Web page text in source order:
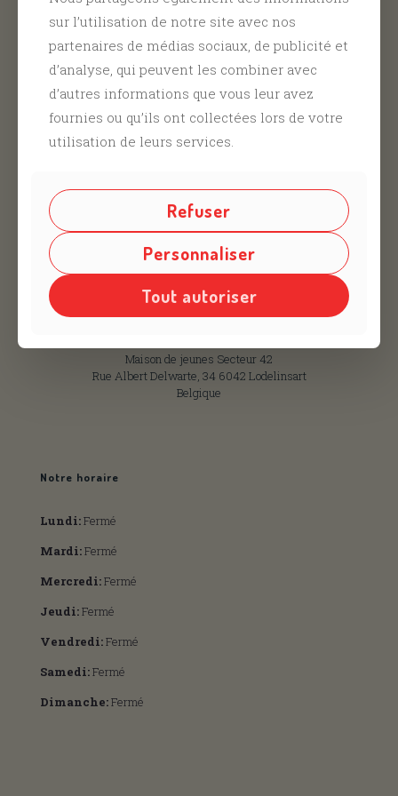
Contactez-nous
info@secteur42.be +32 71 31 87 43
Maison de jeunes Secteur 42
Rue Albert Delwarte, 34 6042 Lodelinsart
Belgique
Notre horaire
Lundi:Fermé
Mardi:Fermé
Mercredi:Fermé
Jeudi:Fermé
Vendredi:Fermé
Samedi:Fermé
Dimanche:Fermé
sur l’utilisation de notre site avec nos
partenaires de médias sociaux, de publicité et
d’analyse, qui peuvent les combiner avec
d’autres informations que vous leur avez
fournies ou qu’ils ont collectées lors de votre
utilisation de leurs services.
Refuser
Personnaliser
Tout autoriser